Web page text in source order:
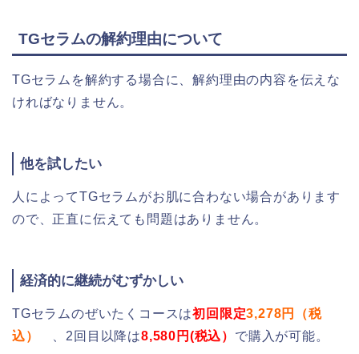
TGセラムの解約理由について
TGセラムを解約する場合に、解約理由の内容を伝えな
ければなりません。
他を試したい
人によってTGセラムがお肌に合わない場合があります
ので、正直に伝えても問題はありません。
経済的に継続がむずかしい
TGセラムのぜいたくコースは初回限定3,278円（税
込）
、2回目以降は8,580円(税込） で購入が可能。